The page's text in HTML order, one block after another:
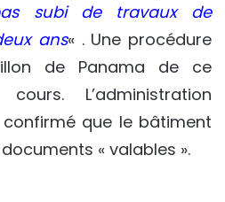
subi de travaux de
ans« . Une procédure
de Panama de ce
L’administration
que le bâtiment
« valables ».